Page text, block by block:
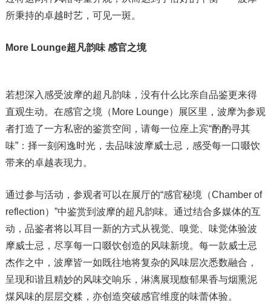
所秉持的卓越时艺，可见一斑。
More Lounge超凡韵味 感官之境
若想深入感受波摩的超凡韵味，没有什么比亲自品鉴更来得
直观生动。在感官之境（More Lounge）展区里，波摩为参观
者打造了一方私密的鉴赏空间，请每一位座上宾“酌酌寻其
味”：择一刻闲逸时光，去品味波摩威士忌，感受每一口啜饮
带来的卓越表现力。
通过参与活动，参观者可以在展厅的“感官秘境（Chamber of
reflection）”中鉴赏到波摩的超凡韵味。通过结合多媒体的互
动，品鉴者将以耳目一新的方式从视觉、嗅觉、味觉体验波
摩威士忌，尽享每一口啜饮创造的风味新境。每一款威士忌
杰作之中，波摩皆一如既往地将复杂的风味层次悉数融合，
呈现和谐且精妙的风味交响乐，淋漓展现馥郁果香与烟熏泥
煤风味的层层交糅，亦创造突破感官维度的味蕾体验。